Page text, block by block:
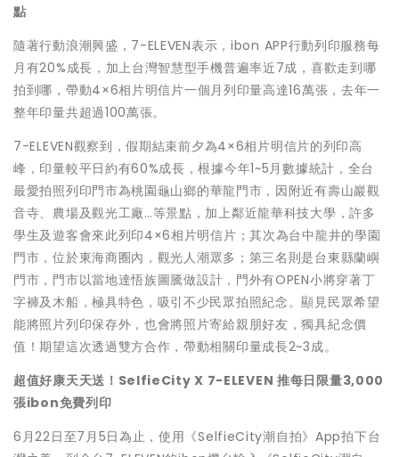
點
隨著行動浪潮興盛，7-ELEVEN表示，ibon APP行動列印服務每
月有20%成長，加上台灣智慧型手機普遍率近7成，喜歡走到哪
拍到哪， 帶動4×6相片明信片一個月列印量高達16萬張，去年一
整年印量共超過100萬張。
7-ELEVEN觀察到，假期結束前夕為4×6相片明信片的列印高
峰，印量較平日約有60%成長，根據今年1~5月數據統計，全台
最愛拍照列印門市為桃園龜山鄉的華龍門市 ，因附近有壽山巖觀
音寺、農場及觀光工廠…等景點，加上鄰近龍華科技大學，許多
學生及遊客會來此列印4×6相片明信片；其次為台中龍井的學園
門市 ，位於東海商圈內，觀光人潮眾多；第三名則是台東縣蘭嶼
門市 ，門市以當地達悟族圖騰做設計，門外有OPEN小將穿著丁
字褲及木船，極具特色，吸引不少民眾拍照紀念。顯見民眾希望
能將照片列印保存外，也會將照片寄給親朋好友，獨具紀念價
值！期望這次透過雙方合作，帶動相關印量成長2~3成。
超值好康天天送！SelfieCity X 7-ELEVEN 推每日限量3,000
張ibon免費列印
6月22日至7月5日為止，使用《SelfieCity潮自拍》App拍下台